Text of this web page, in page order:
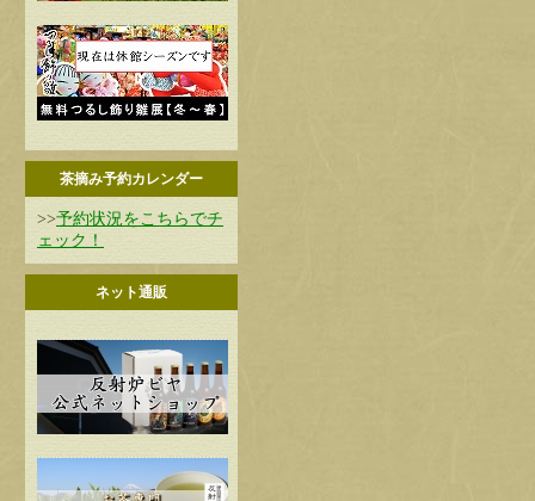
茶摘み予約カレンダー
>>予約状況をこちらでチ
ェック！
ネット通販